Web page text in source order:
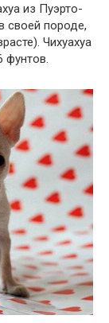
из Пуэрто-
своей породе,
Чихуахуа
фунтов.